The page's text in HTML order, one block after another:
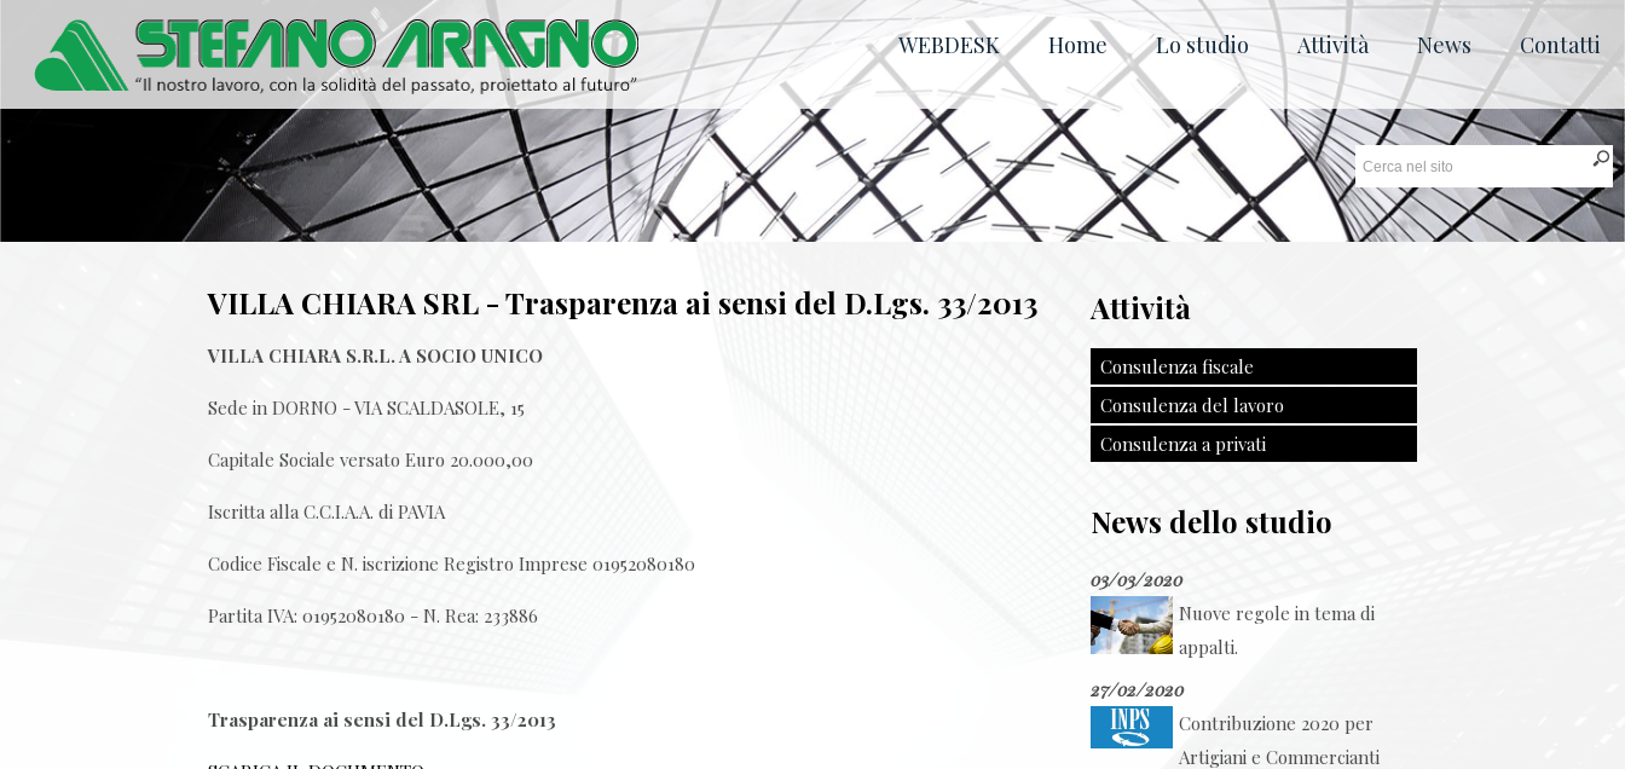
WEBDESK Home Lo studio Attività News Contatti
VILLA CHIARA SRL - Trasparenza ai sensi del D.Lgs. 33/2013
VILLA CHIARA S.R.L. A SOCIO UNICO
Sede in DORNO - VIA SCALDASOLE, 15
Capitale Sociale versato Euro 20.000,00
Iscritta alla C.C.I.A.A. di PAVIA
Codice Fiscale e N. iscrizione Registro Imprese 01952080180
Partita IVA: 01952080180 - N. Rea: 233886
Trasparenza ai sensi del D.Lgs. 33/2013
Attività
Consulenza fiscale
Consulenza del lavoro
Consulenza a privati
News dello studio
03/03/2020
Nuove regole in tema di
appalti.
27/02/2020
Contribuzione 2020 per
Artigiani e Commercianti